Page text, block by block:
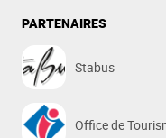
PARTENAIRES
Stabus
Office de